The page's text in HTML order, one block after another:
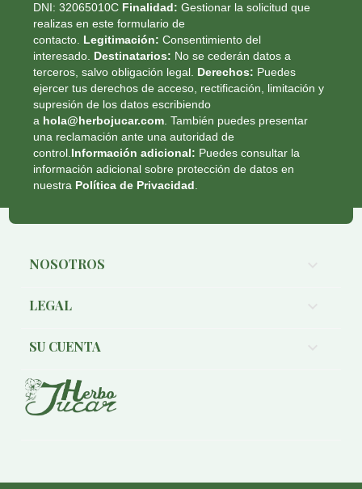
DNI: 32065010C Finalidad: Gestionar la solicitud que
realizas en este formulario de
contacto. Legitimación: Consentimiento del
interesado. Destinatarios: No se cederán datos a
terceros, salvo obligación legal. Derechos: Puedes
ejercer tus derechos de acceso, rectificación, limitación y
supresión de los datos escribiendo
a hola@herbojucar.com. También puedes presentar
una reclamación ante una autoridad de
control.Información adicional: Puedes consultar la
información adicional sobre protección de datos en
nuestra Política de Privacidad.
NOSOTROS
LEGAL
SU CUENTA